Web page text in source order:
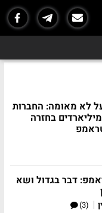
לא מאומה: החברות
בחזרה
דבר בגדול ושא
|
(3)